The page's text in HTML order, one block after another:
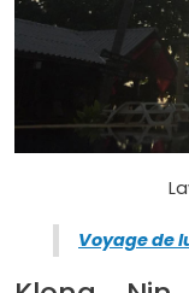
Voyage de